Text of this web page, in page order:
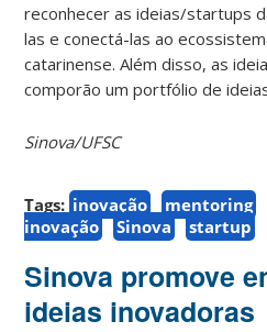
reconhecer as ideias/startups
las e conectá-las ao
catarinense. Além disso, as
comporão um portfólio de
Sinova/UFSC
Tags: inovação mentoring
inovação
Sinova startup
Sinova promove
ideias inovadoras